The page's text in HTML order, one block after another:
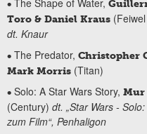
• The Shape of Water,
Toro & Daniel Kraus
dt. Knaur
• The Predator, Christopher
Mark Morris (Titan)
• Solo: A Star Wars Story, Mur
(Century) dt. „Star Wars -
zum Film“, Penhaligon